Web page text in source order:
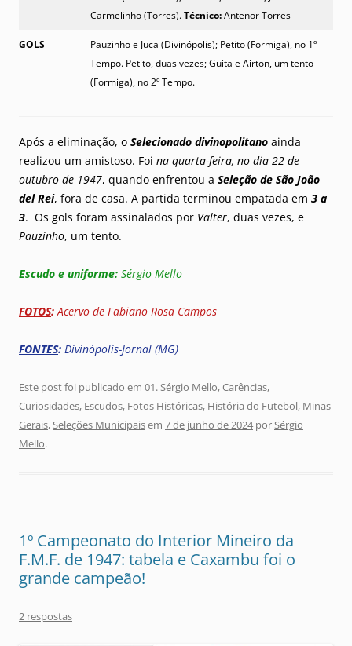
Carmelinho (Torres).Técnico:Antenor Torres
GOLS
Pauzinho e Juca (Divinópolis); Petito (Formiga), no 1º
Tempo. Petito, duas vezes; Guita e Airton, um tento
(Formiga), no 2º Tempo.
Após a eliminação, o Selecionado divinopolitano ainda
realizou um amistoso. Foi na quarta-feira, no dia 22 de
outubro de 1947, quando enfrentou a Seleção de São João
del Rei, fora de casa. A partida terminou empatada em 3 a
3. Os gols foram assinalados por Valter, duas vezes, e
Pauzinho, um tento.
Escudo e uniforme: Sérgio Mello
FOTOS:Acervo de Fabiano Rosa Campos
FONTES: Divinópolis-Jornal (MG)
Este post foi publicado em 01. Sérgio Mello,Carências,
Curiosidades, Escudos, Fotos Históricas, História do Futebol, Minas
Gerais,Seleções Municipaisem 7 de junho de 2024porSérgio
Mello.
1º Campeonato do Interior Mineiro da
F.M.F. de 1947: tabela e Caxambu foi o
grande campeão!
2 respostas